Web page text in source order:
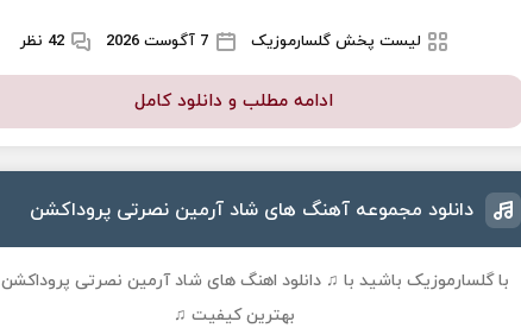
لیست پخش گلسارموزیک 7 آگوست 2026 42 نظر
ادامه مطلب و دانلود کامل
دانلود مجموعه آهنگ های شاد آرمین نصرتی پروداکشن
با گلسارموزیک باشید با ♫دانلود اهنگ های شاد آرمین نصرتی پروداکشن
بهترین کیفیت ♫